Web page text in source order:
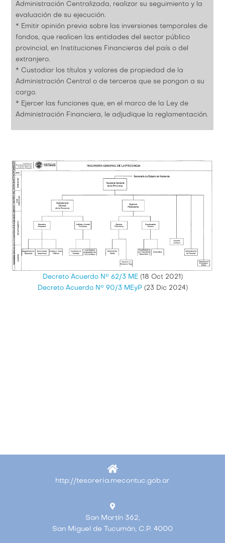
Administración Centralizada, realizar su seguimiento y la
evaluación de su ejecución.
* Emitir opinión previa sobre las inversiones temporales de
fondos, que realicen las entidades del sector público
provincial, en Instituciones Financieras del país o del
extranjero.
* Custodiar los títulos y valores de propiedad de la
Administración Central o de terceros que se pongan a su
cargo.
* Ejercer las funciones que, en el marco de la Ley de
Administración Financiera, le adjudique la reglamentación.
Decreto Acuerdo N° 62/3 ME(18 Oct 2021)
Decreto Acuerdo N° 90/3 MEyP (23 Dic 2024)
http://tesoreria.mecontuc.gob.ar
San Martín 362,
San Miguel de Tucumán, C.P. 4000